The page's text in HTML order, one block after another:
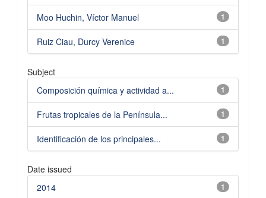
1
Moo Huchin, Víctor Manuel
1
Ruiz Ciau, Durcy Verenice
Subject
1
Composición química y actividad a...
1
Frutas tropicales de la Península...
1
Identificación de los principales...
Date issued
1
2014